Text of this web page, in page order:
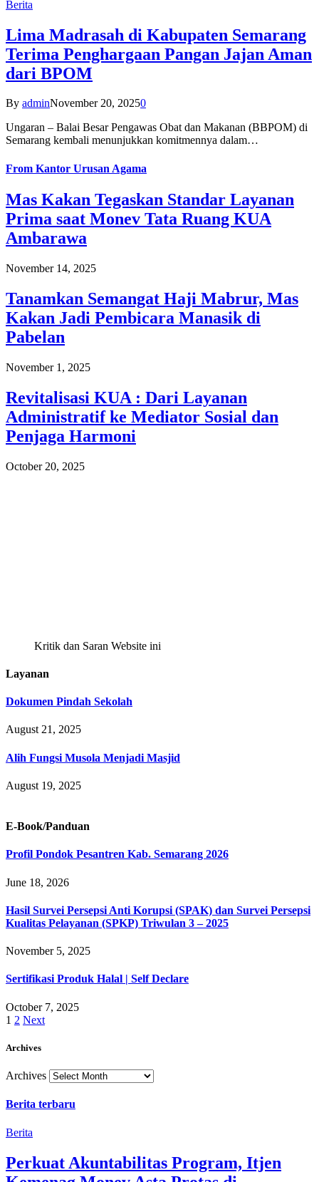
Berita
Lima Madrasah di Kabupaten Semarang
Terima Penghargaan Pangan Jajan Aman
dari BPOM
By adminNovember 20, 20250
Ungaran – Balai Besar Pengawas Obat dan Makanan (BBPOM) di
Semarang kembali menunjukkan komitmennya dalam…
From Kantor Urusan Agama
Mas Kakan Tegaskan Standar Layanan
Prima saat Monev Tata Ruang KUA
Ambarawa
November 14, 2025
Tanamkan Semangat Haji Mabrur, Mas
Kakan Jadi Pembicara Manasik di
Pabelan
November 1, 2025
Revitalisasi KUA : Dari Layanan
Administratif ke Mediator Sosial dan
Penjaga Harmoni
October 20, 2025
Kritik dan Saran Website ini
Layanan
Dokumen Pindah Sekolah
August 21, 2025
Alih Fungsi Musola Menjadi Masjid
August 19, 2025
E-Book/Panduan
Profil Pondok Pesantren Kab. Semarang 2026
June 18, 2026
Hasil Survei Persepsi Anti Korupsi (SPAK) dan Survei Persepsi
Kualitas Pelayanan (SPKP) Triwulan 3 – 2025
November 5, 2025
Sertifikasi Produk Halal | Self Declare
October 7, 2025
1 2 Next
Archives
Archives
Berita terbaru
Berita
Perkuat Akuntabilitas Program, Itjen